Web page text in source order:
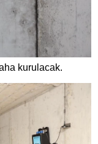
kurulacak.